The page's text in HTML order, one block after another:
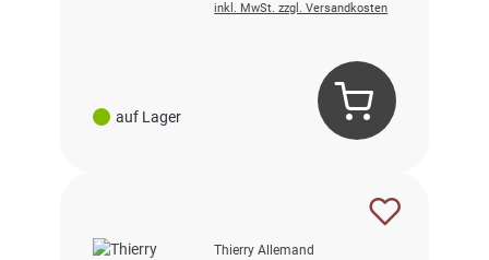
auf Lager
inkl. MwSt. zzgl. Versandkosten
Thierry Allemand